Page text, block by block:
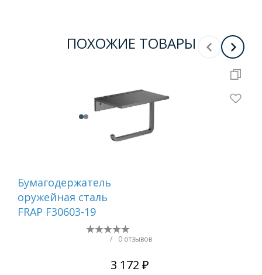
ПОХОЖИЕ ТОВАРЫ
Бумагодержатель
оружейная сталь
FRAP F30603-19
/ 0 отзывов
3 172 ₽